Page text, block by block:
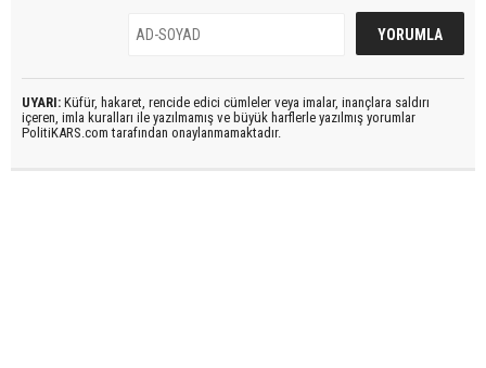
UYARI: Küfür, hakaret, rencide edici cümleler veya imalar, inançlara saldırı
içeren, imla kuralları ile yazılmamış ve büyük harflerle yazılmış yorumlar
PolitiKARS.com tarafından onaylanmamaktadır.